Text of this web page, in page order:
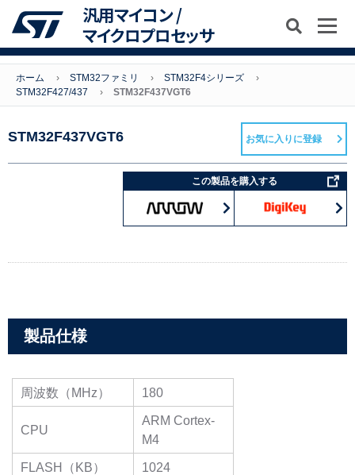
汎用マイコン /
マイクロプロセッサ
ホーム STM32ファミリ
STM32F4シリーズ
STM32F427/437
STM32F437VGT6
STM32F437VGT6
この製品を購入する
お気に入りに登録
製品仕様
周波数（MHz） 180
CPU
ARM Cortex-
M4
FLASH（KB）
1024